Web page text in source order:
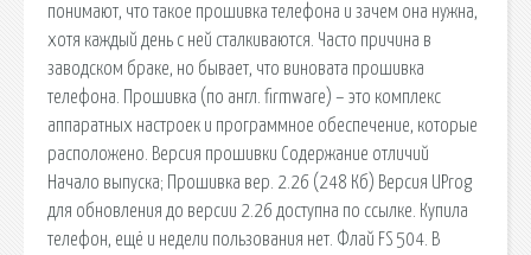
понимают, что такое прошивка телефона и зачем она нужна,
хотя каждый день с ней сталкиваются. Часто причина в
заводском браке, но бывает, что виновата прошивка
телефона. Прошивка (по англ. firmware) – это комплекс
аппаратных настроек и программное обеспечение, которые
расположено. Версия прошивки Содержание отличий
Начало выпуска; Прошивка вер. 2.26 (248 Кб) Версия UProg
для обновления до версии 2.26 доступна по ссылке. Купила
телефон, ещё и недели пользования нет. Флай FS 504. В